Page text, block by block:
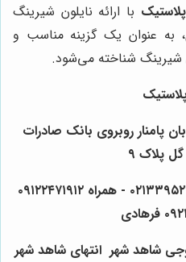
با ارائه نایلون شیرینگ
به عنوان یک گزینه مناسب و
شیرینگ شناخته می‌شود.
۱۵ خرداد خیابان پامنار روبروی بانک صادرات
پلاک ۹
تلفن دفتر: ۰۲۱۳۶۰۵۶۱۶۲ - ۰۲۱۳۳۹۵۲۱۷۹ - همراه ۰۹۱۲۲۴۷۱۹۱۲
شاهد شهر انتهای شاهد شهر